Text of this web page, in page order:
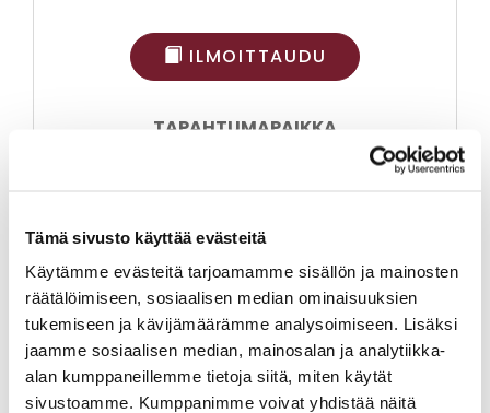
Tämä sivusto käyttää evästeitä
Käytämme evästeitä tarjoamamme sisällön ja mainosten
räätälöimiseen, sosiaalisen median ominaisuuksien
tukemiseen ja kävijämäärämme analysoimiseen. Lisäksi
jaamme sosiaalisen median, mainosalan ja analytiikka-
alan kumppaneillemme tietoja siitä, miten käytät
sivustoamme. Kumppanimme voivat yhdistää näitä
ILMOITTAUDU
TAPAHTUMAPAIKKA
KARTALLA